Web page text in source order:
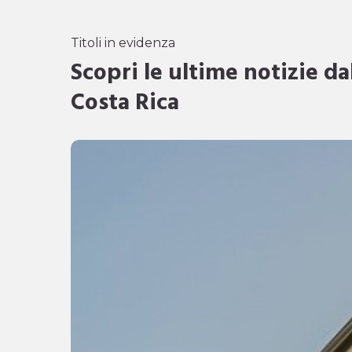
Titoli in evidenza
Scopri le ultime notizie
Costa Rica